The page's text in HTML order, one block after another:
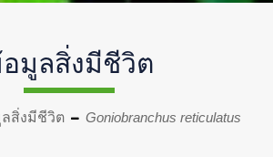
มูลสิ่งมีชีวิต
สิ่งมีชีวิต Goniobranchus reticulatus